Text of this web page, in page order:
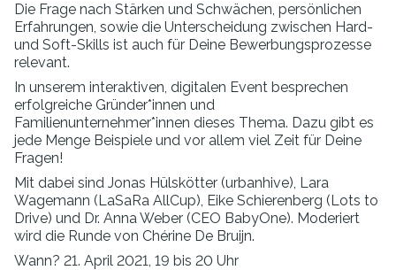
Die Frage nach Stärken und Schwächen, persönlichen
Erfahrungen, sowie die Unterscheidung zwischen Hard-
und Soft-Skills ist auch für Deine Bewerbungsprozesse
relevant.
In unserem interaktiven, digitalen Event besprechen
erfolgreiche Gründer*innen und
Familienunternehmer*innen dieses Thema. Dazu gibt es
jede Menge Beispiele und vor allem viel Zeit für Deine
Fragen!
Mit dabei sind Jonas Hülskötter (urbanhive), Lara
Wagemann (LaSaRa AllCup), Eike Schierenberg (Lots to
Drive) und Dr. Anna Weber (CEO BabyOne). Moderiert
wird die Runde von Chérine De Bruijn.
Wann? 21. April 2021, 19 bis 20 Uhr